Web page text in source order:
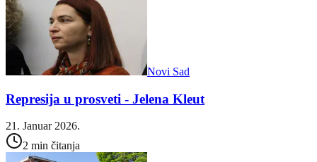
Novi Sad
Represija u prosveti - Jelena Kleut
21. Januar 2026.
2 min čitanja